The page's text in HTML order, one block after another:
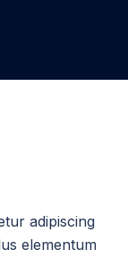
adipiscing
elementum